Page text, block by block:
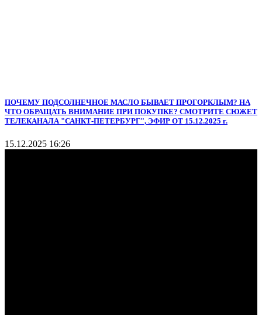
ПОЧЕМУ ПОДСОЛНЕЧНОЕ МАСЛО БЫВАЕТ ПРОГОРКЛЫМ? НА
ЧТО ОБРАЩАТЬ ВНИМАНИЕ ПРИ ПОКУПКЕ? СМОТРИТЕ СЮЖЕТ
ТЕЛЕКАНАЛА "САНКТ-ПЕТЕРБУРГ", ЭФИР ОТ 15.12.2025 г.
15.12.2025 16:26